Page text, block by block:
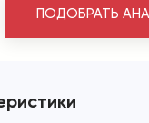
ПОДОБРАТЬ